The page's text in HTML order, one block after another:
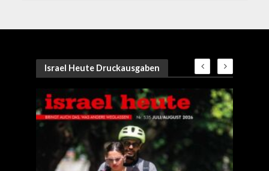
Israel Heute Druckausgaben